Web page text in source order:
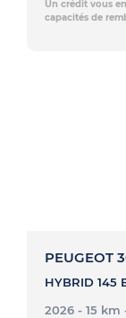
Un crédit vous
capacités de
PEUGEOT
2026 - 15 km